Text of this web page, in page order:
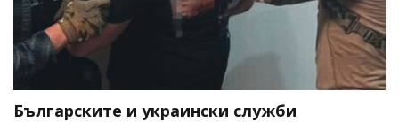
Българските и украински служби